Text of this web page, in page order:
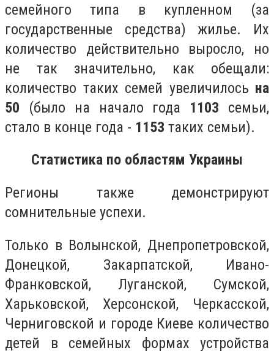
семейного типа в купленном (за
государственные средства) жилье. Их
количество действительно выросло, но
не так значительно, как обещали:
количество таких семей увеличилось на
50 (было на начало года 1103 семьи,
стало в конце года - 1153 таких семьи).
Статистика по областям Украины
Регионы также демонстрируют
сомнительные успехи.
Только в Волынской, Днепропетровской,
Донецкой, Закарпатской, Ивано-
Франковской, Луганской, Сумской,
Харьковской, Херсонской, Черкасской,
Черниговской и городе Киеве количество
детей в семейных формах устройства